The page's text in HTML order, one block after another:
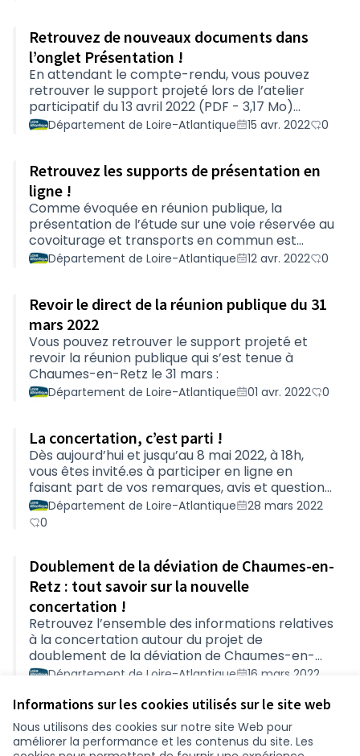
Informations sur les cookies utilisés sur le site web
Nous utilisons des cookies sur notre site Web pour
améliorer la performance et les contenus du site. Les
réunion publique.
Retrouvez de nouveaux documents dans
l’onglet Présentation !
En attendant le compte-rendu, vous pouvez
retrouver le support projeté lors de l’atelier
participatif du 13 avril 2022 (PDF - 3,17 Mo)
intitulé : Comment concilier compensation
intitulé Plans, dans l’onglet Présentation. Il
regroupe les plans relatifs à cette concertation
Département de Loire-Atlantique 15 avr. 2022 0
Retrouvez les supports de présentation en
ligne !
Comme évoquée en réunion publique, la
présentation de l’étude sur une voie réservée au
covoiturage et transports en commun est
désormais disponible dans l’onglet Présentation
support projeté lors de la réunion publique du 31
mars 2022, ainsi que celui de la
présentation l’atelier du 7 avril qui portait les
conditions de circulation et desserte locales.
Département de Loire-Atlantique 12 avr. 2022 0
Revoir le direct de la réunion publique du 31
mars 2022
Vous pouvez retrouver le support projeté et
revoir la réunion publique qui s’est tenue à
Chaumes-en-Retz le 31 mars :
Département de Loire-Atlantique 01 avr. 2022 0
La concertation, c’est parti !
Dès aujourd’hui et jusqu’au 8 mai 2022, à 18h,
vous êtes invité.es à participer en ligne en
faisant part de vos remarques, avis et questions
dans l’onglet Contribuez !Pour participer aux
ateliers ou rencontrer un.e agent.e du
rendez-vous à 19h, salle Ellipse, 6 impasse du
lavoir, à Chaumes-en-Retz pour la réunion
publique relative au projet d’aménagement de
la déviation de Chaumes-en-Retz. Si vous ne
pou…
Département de Loire-Atlantique
28 mars 2022
0
Doublement de la déviation de Chaumes-en-
Retz : tout savoir sur la nouvelle
concertation !
Retrouvez l’ensemble des informations relatives
à la concertation autour du projet de
doublement de la déviation de Chaumes-en-
Retz sur cette plateforme !Retrouvez les dates,
proposées, et inscrivez-vous dès maintenant
aux permanences et ateliers dans l'onglet
Rencontres.Vous pourrez poser vos questions et
Département de Loire-Atlantique
16 mars 2022
Conditions d'utilisation